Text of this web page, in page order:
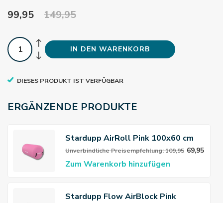
99,95 149,95
IN DEN WARENKORB
DIESES PRODUKT IST VERFÜGBAR
ERGÄNZENDE PRODUKTE
Stardupp AirRoll Pink 100x60 cm
Unverbindliche Preisempfehlung: 109,95 69,95
Zum Warenkorb hinzufügen
Stardupp Flow AirBlock Pink